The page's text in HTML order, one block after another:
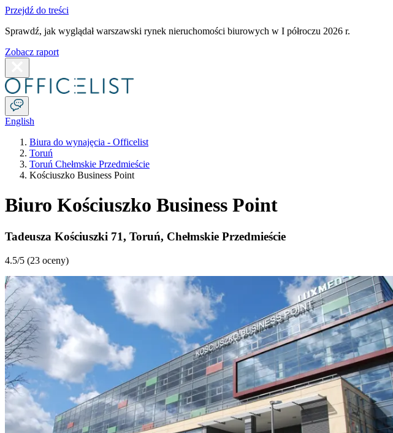
Przejdź do treści
Sprawdź, jak wyglądał warszawski rynek nieruchomości biurowych w I półroczu 2026 r.
Zobacz raport
English
Biura do wynajęcia - Officelist
Toruń
Toruń Chełmskie Przedmieście
Kościuszko Business Point
Biuro Kościuszko Business Point
Tadeusza Kościuszki 71, Toruń, Chełmskie Przedmieście
4.5/5 (23 oceny)